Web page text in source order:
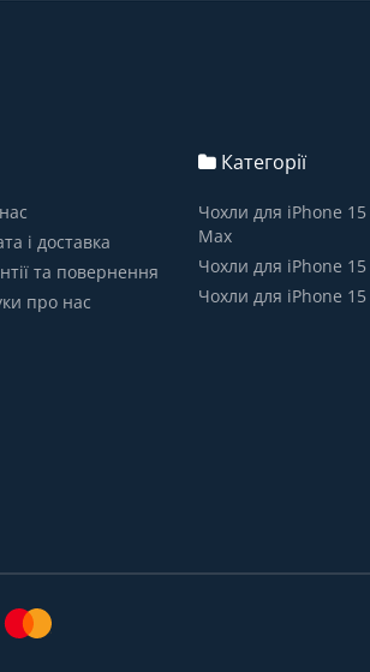
і доставка
та повернення
про нас
Категорії
Чохли для iPhone 15
Max
Чохли для iPhone 15
Чохли для iPhone 15